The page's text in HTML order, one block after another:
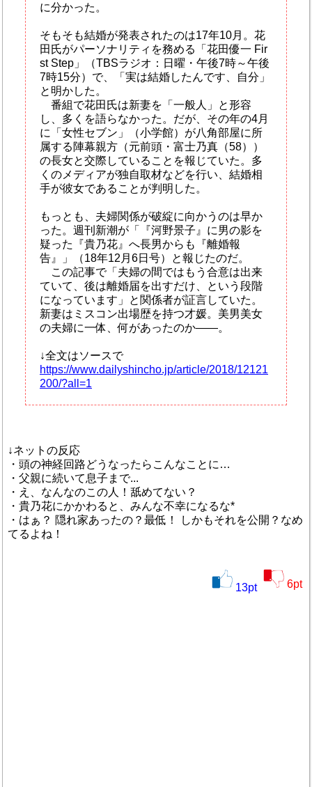
に分かった。
そもそも結婚が発表されたのは17年10月。花
田氏がパーソナリティを務める「花田優一 Fir
st Step」（TBSラジオ：日曜・午後7時～午後
7時15分）で、「実は結婚したんです、自分」
と明かした。
番組で花田氏は新妻を「一般人」と形容
し、多くを語らなかった。だが、その年の4月
に「女性セブン」（小学館）が八角部屋に所
属する陣幕親方（元前頭・富士乃真（58））
の長女と交際していることを報じていた。多
くのメディアが独自取材などを行い、結婚相
手が彼女であることが判明した。
もっとも、夫婦関係が破綻に向かうのは早か
った。週刊新潮が「『河野景子』に男の影を
疑った『貴乃花』へ長男からも『離婚報
告』」（18年12月6日号）と報じたのだ。
この記事で「夫婦の間ではもう合意は出来
ていて、後は離婚届を出すだけ、という段階
になっています」と関係者が証言していた。
新妻はミスコン出場歴を持つ才媛。美男美女
の夫婦に一体、何があったのか――。
↓全文はソースで
https://www.dailyshincho.jp/article/2018/12121
200/?all=1
↓ネットの反応
・頭の神経回路どうなったらこんなことに…
・父親に続いて息子まで...
・え、なんなのこの人！舐めてない？
・貴乃花にかかわると、みんな不幸になるな*
・はぁ？ 隠れ家あったの？最低！ しかもそれを公開？なめ
てるよね！
13pt 6pt